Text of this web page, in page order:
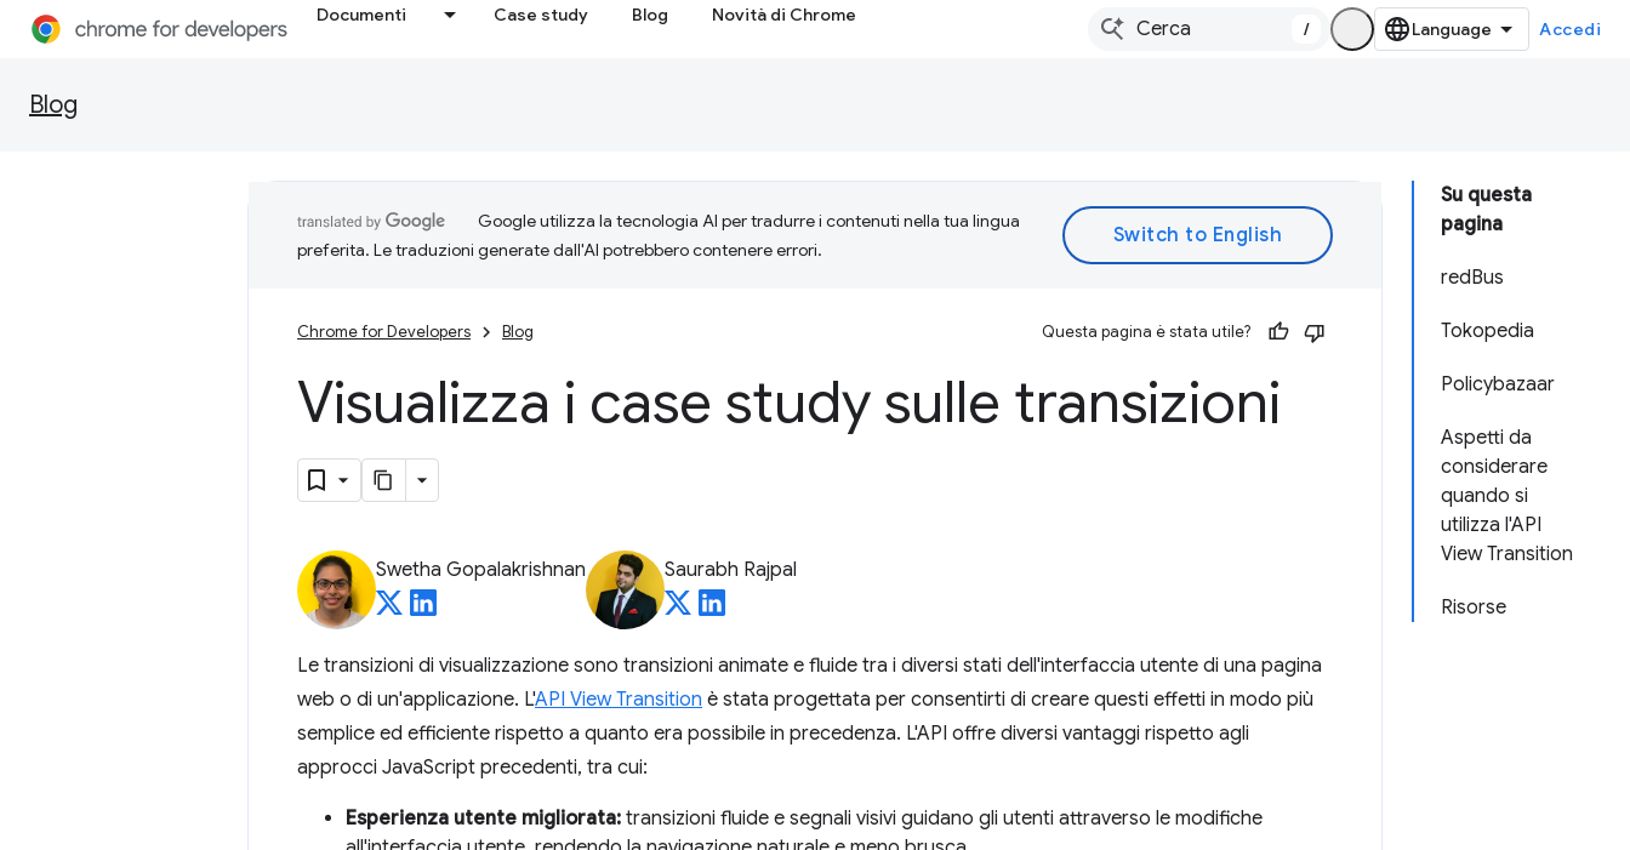
Documenti Case study Blog Novità di Chrome
/ Accedi
Blog
Su questa
pagina
redBus
Tokopedia
Policybazaar
Aspetti da
considerare
quando si
utilizza l'API
View Transition
Risorse
Google utilizza la tecnologia AI per tradurre i contenuti nella tua lingua
preferita. Le traduzioni generate dall'AI potrebbero contenere errori.
Chrome for Developers Blog Questa pagina è stata utile?
Visualizza i case study sulle transizioni
Swetha Gopalakrishnan Saurabh Rajpal
Le transizioni di visualizzazione sono transizioni animate e fluide tra i diversi stati dell'interfaccia utente di una pagina
web o di un'applicazione. L'API View Transition è stata progettata per consentirti di creare questi effetti in modo più
semplice ed efficiente rispetto a quanto era possibile in precedenza. L'API offre diversi vantaggi rispetto agli
approcci JavaScript precedenti, tra cui:
Esperienza utente migliorata: transizioni fluide e segnali visivi guidano gli utenti attraverso le modifiche